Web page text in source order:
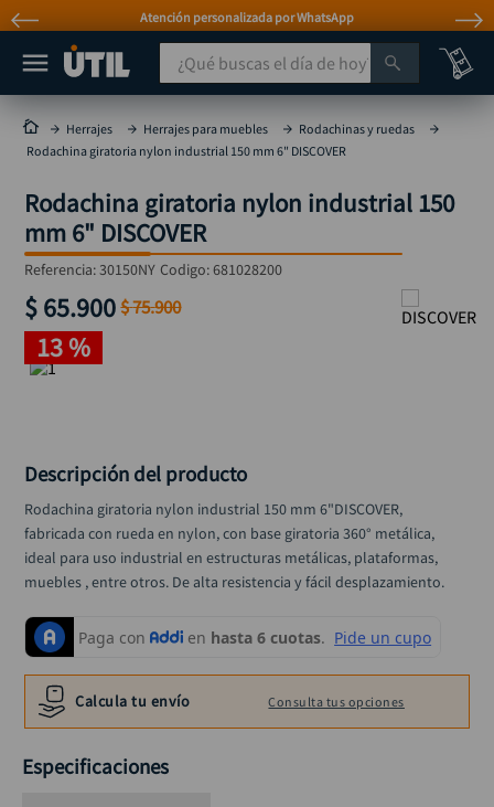
Atención personalizada por WhatsApp
¿Qué buscas el día de hoy?
Herrajes Herrajes para muebles
Rodachinas y ruedas
Rodachina giratoria nylon industrial 150 mm 6" DISCOVER
Rodachina giratoria nylon industrial 150
mm 6" DISCOVER
Referencia:30150NY Codigo:681028200
$65.900 $75.900
13 %
Descripción del producto
Rodachina giratoria nylon industrial 150 mm 6"DISCOVER,
fabricada con rueda en nylon, con base giratoria 360° metálica,
ideal para uso industrial en estructuras metálicas, plataformas,
muebles , entre otros. De alta resistencia y fácil desplazamiento.
Calcula tu envío Consulta tus opciones
Especificaciones
MÁS BUSCADOS
taladro
taladros pulidoras
compresor
broca
sierra circular
hidrolavadora
taladro inalámbrico
llave impacto